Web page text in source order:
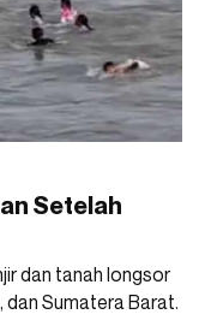
Setelah
dan tanah longsor
Sumatera Barat.